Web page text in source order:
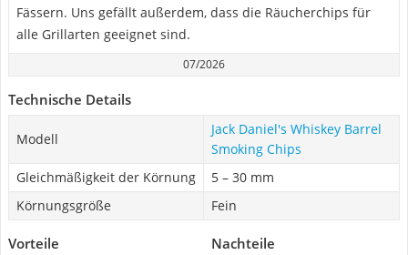
Fässern. Uns gefällt außerdem, dass die Räucherchips für
alle Grillarten geeignet sind.
07/2026
Technische Details
Modell
Jack Daniel's Whiskey Barrel
Smoking Chips
Gleichmäßigkeit der Körnung
5 – 30 mm
Körnungsgröße
Fein
Vorteile Nachteile